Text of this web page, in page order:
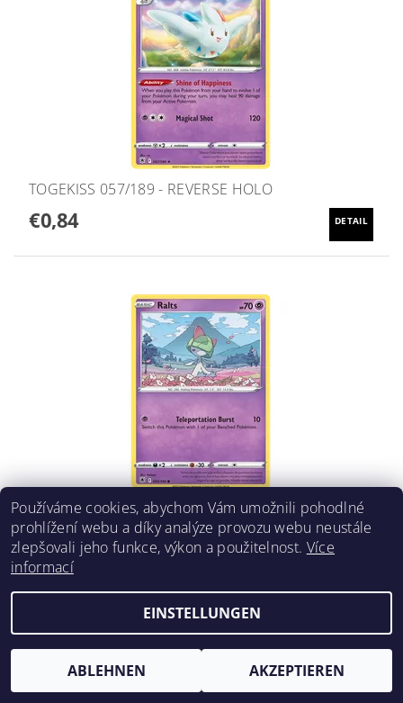
TOGEKISS 057/189 - REVERSE HOLO
€0,84 DETAIL
RALTS 060/189
€0,42
Používáme cookies, abychom Vám umožnili pohodlné
prohlížení webu a díky analýze provozu webu neustále
zlepšovali jeho funkce, výkon a použitelnost. Více
informací
EINSTELLUNGEN
ABLEHNEN AKZEPTIEREN